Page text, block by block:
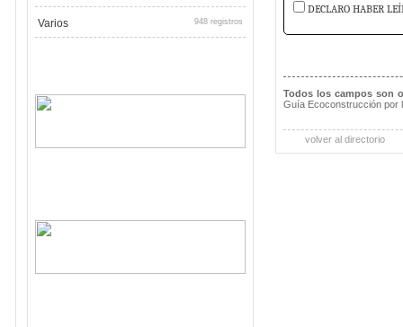
Varios 948 registros
DECLARO HABER
Todos los campos son
Guía Ecoconstrucción por
volver al directorio